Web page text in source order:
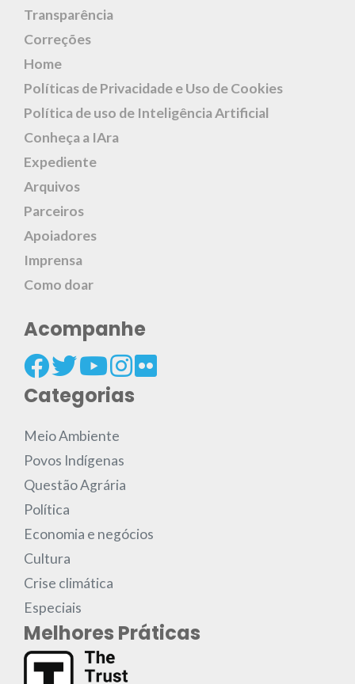
Transparência
Correções
Home
Políticas de Privacidade e Uso de Cookies
Política de uso de Inteligência Artificial
Conheça a IAra
Expediente
Arquivos
Parceiros
Apoiadores
Imprensa
Como doar
Acompanhe
Categorias
Meio Ambiente
Povos Indígenas
Questão Agrária
Política
Economia e negócios
Cultura
Crise climática
Especiais
Melhores Práticas